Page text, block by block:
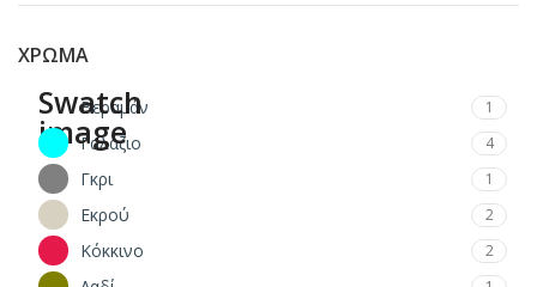
ΧΡΏΜΑ
Βεραμάν 1
Γαλάζιο 4
Γκρι 1
Εκρού 2
Κόκκινο 2